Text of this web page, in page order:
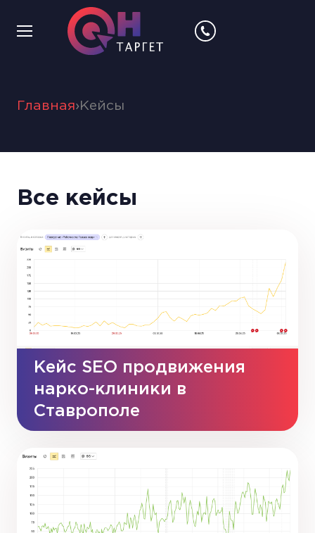
Главная› Кейсы
Все кейсы
Кейс SEO продвижения
нарко-клиники в
Ставрополе